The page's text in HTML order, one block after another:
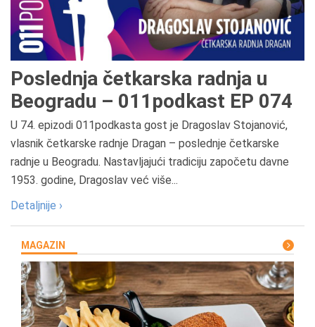
Poslednja četkarska radnja u
Beogradu – 011podkast EP 074
U 74. epizodi 011podkasta gost je Dragoslav Stojanović,
vlasnik četkarske radnje Dragan – poslednje četkarske
radnje u Beogradu. Nastavljajući tradiciju započetu davne
1953. godine, Dragoslav već više...
Detaljnije ›
MAGAZIN